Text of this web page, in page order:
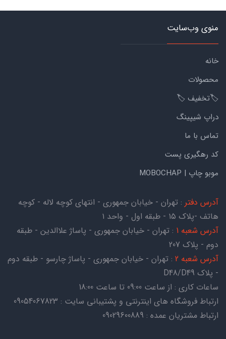
منوی وب‌سایت
خانه
محصولات
🏷️تخفیف 🏷️
دراپ شیپینگ
تماس با ما
کد رهگیری پست
موبو چاپ | MOBOCHAP
آدرس دفتر : تهران - خیابان جمهوری - انتهای کوچه لاله - کوچه
هاتف -پلاک ۱۵ - طبقه اول - واحد ۱
آدرس شعبه 1
: تهران - خیابان جمهوری - پاساژ علاالدین - طبقه
دوم - پلاک 207
آدرس شعبه 2
: تهران - خیابان جمهوری - پاساژ چارسو - طبقه دوم
- پلاک D48/D49
ساعات کاری : از ساعت 09:00 تا ساعت 18:00
ارتباط فروشگاه های اینترنتی و پشتیبانی سایت : 09054067823
ارتباط مشتریان عمده : 09029600889